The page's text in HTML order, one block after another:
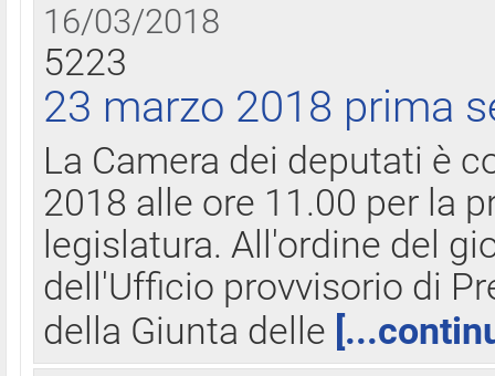
16/03/2018
5223
23 marzo 2018 prima
La Camera dei deputati è
2018 alle ore 11.00 per la
legislatura. All'ordine del
dell'Ufficio provvisorio di
della Giunta delle